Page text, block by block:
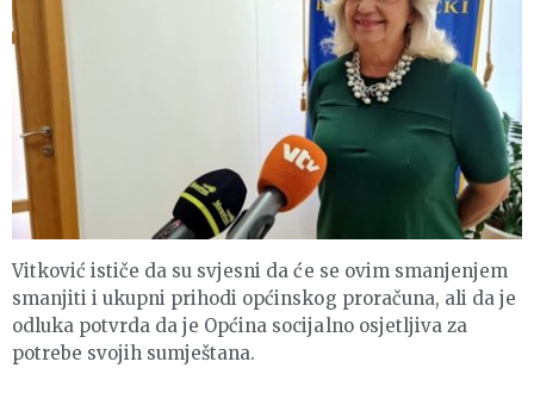
Vitković ističe da su svjesni da će se ovim smanjenjem
smanjiti i ukupni prihodi općinskog proračuna, ali da je
odluka potvrda da je Općina socijalno osjetljiva za
potrebe svojih sumještana.